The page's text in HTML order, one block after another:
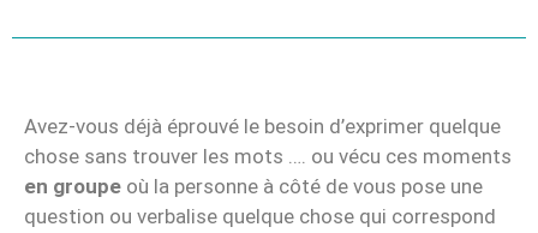
Avez-vous déjà éprouvé le besoin d’exprimer quelque
chose sans trouver les mots …. ou vécu ces moments
en groupe où la personne à côté de vous pose une
question ou verbalise quelque chose qui correspond